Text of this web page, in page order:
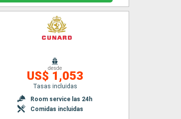
desde
US$ 1,053
Tasas incluidas
Room service las 24h
Comidas incluidas